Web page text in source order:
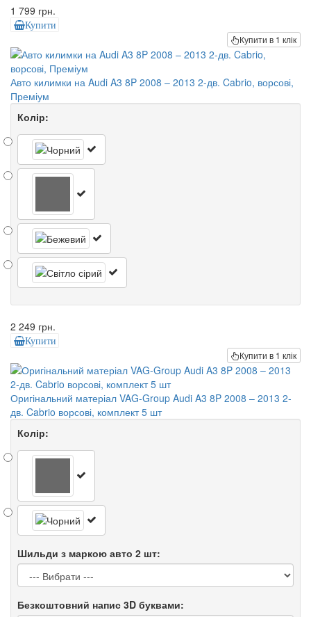
1 799 грн.
Купити
Купити в 1 клік
Авто килимки на Audi A3 8P 2008 – 2013 2-дв. Cabrio, ворсові,
Преміум
Колір:
2 249 грн.
Купити
Купити в 1 клік
Оригінальний матеріал VAG-Group Audi A3 8P 2008 – 2013 2-
дв. Cabrio ворсові, комплект 5 шт
Колір:
Шильди з маркою авто 2 шт:
Безкоштовний напис 3D буквами: